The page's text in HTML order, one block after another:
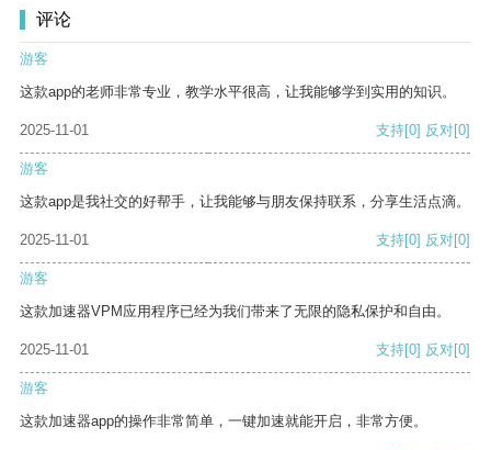
评论
游客
这款app的老师非常专业，教学水平很高，让我能够学到实用的知识。
2025-11-01 支持[0] 反对[0]
游客
这款app是我社交的好帮手，让我能够与朋友保持联系，分享生活点滴。
2025-11-01 支持[0] 反对[0]
游客
这款加速器VPM应用程序已经为我们带来了无限的隐私保护和自由。
2025-11-01 支持[0] 反对[0]
游客
这款加速器app的操作非常简单，一键加速就能开启，非常方便。